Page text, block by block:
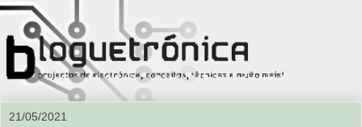
21/05/2021